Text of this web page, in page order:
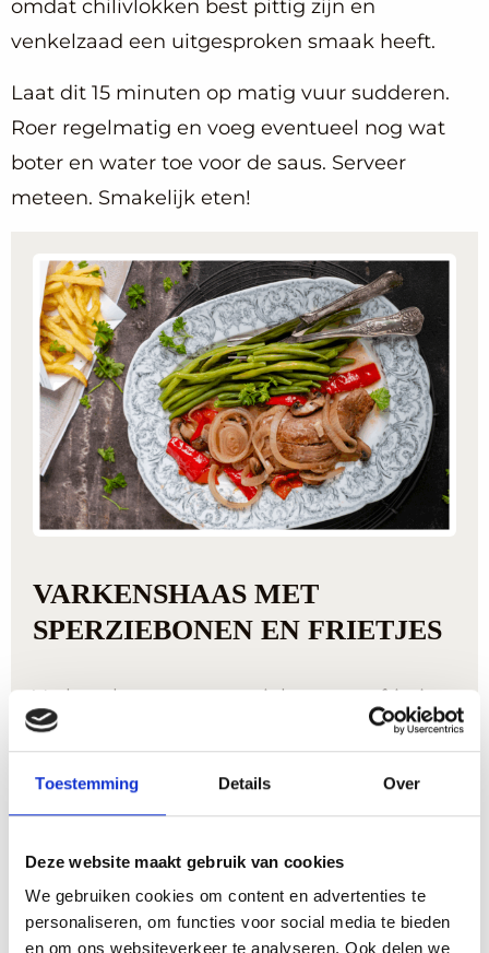
Toestemming Details Over
Deze website maakt gebruik van cookies
We gebruiken cookies om content en advertenties te
personaliseren, om functies voor social media te bieden
en om ons websiteverkeer te analyseren. Ook delen we
omdat chilivlokken best pittig zijn en
venkelzaad een uitgesproken smaak heeft.
Laat dit 15 minuten op matig vuur sudderen.
Roer regelmatig en voeg eventueel nog wat
boter en water toe voor de saus. Serveer
meteen. Smakelijk eten!
VARKENSHAAS MET
SPERZIEBONEN EN FRIETJES
Varkenshaas met sperziebonen en frietjes
is een heerlijk en vrij eenvoudig recept. In
gerecht.
Recept afdrukken
Bereidingstijd